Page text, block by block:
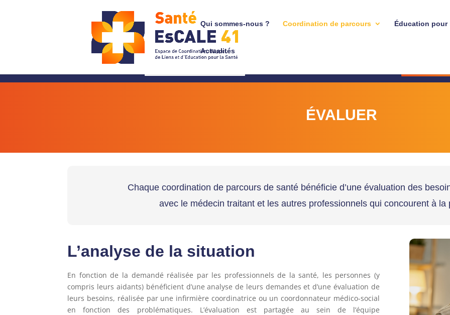
Qui sommes-nous ? Coordination de parcours Éducation pour
Actualités
02 54 45 11 28
ÉVALUER
Chaque coordination de parcours de santé bénéficie d’une évaluation des
avec le médecin traitant et les autres professionnels qui concourent à
L’analyse de la situation
En fonction de la demandé réalisée par les professionnels de la santé, les personnes (y
compris leurs aidants) bénéficient d’une analyse de leurs demandes et d’une évaluation de
leurs besoins, réalisée par une infirmière coordinatrice ou un coordonnateur médico-social
en fonction des problématiques. L’évaluation est partagée au sein de l’équipe